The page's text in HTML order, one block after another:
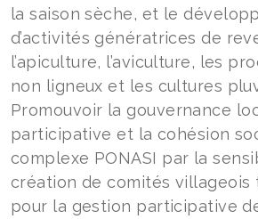
la saison sèche, et le
d’activités génératrices de
l’apiculture, l’aviculture, les
non ligneux et les cultures
Promouvoir la gouvernance
participative et la cohésion
complexe PONASI par la
création de comités villageois
pour la gestion participative